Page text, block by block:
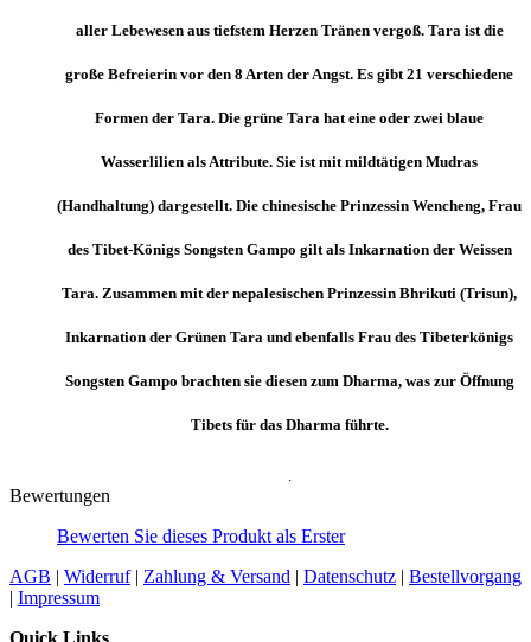
aller Lebewesen aus tiefstem Herzen Tränen vergoß. Tara ist die
große Befreierin vor den 8 Arten der Angst. Es gibt 21 verschiedene
Formen der Tara. Die grüne Tara hat eine oder zwei blaue
Wasserlilien als Attribute. Sie ist mit mildtätigen Mudras
(Handhaltung) dargestellt. Die chinesische Prinzessin Wencheng, Frau
des Tibet-Königs Songsten Gampo gilt als Inkarnation der Weissen
Tara. Zusammen mit der nepalesischen Prinzessin Bhrikuti (Trisun),
Inkarnation der Grünen Tara und ebenfalls Frau des Tibeterkönigs
Songsten Gampo brachten sie diesen zum Dharma, was zur Öffnung
Tibets für das Dharma führte.
.
Bewertungen
Bewerten Sie dieses Produkt als Erster
AGB | Widerruf| Zahlung & Versand | Datenschutz | Bestellvorgang
| Impressum